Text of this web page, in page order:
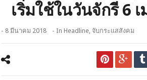
เริ่มใช้ในวันจักรี 6
- 8 มีนาคม 2018 - InHeadline, จับกระแสสังคม